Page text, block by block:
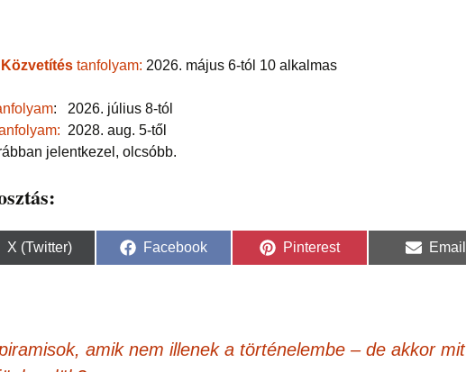
Közvetítés tanfolyam: 2026. május 6-tól 10 alkalmas
: 2026. július 8-tól
2028. aug. 5-től
jelentkezel, olcsóbb.
Share
X (Twitter)
Share
Facebook
Share
Pinterest
Share
Email
amik nem illenek a történelembe – de akkor mit